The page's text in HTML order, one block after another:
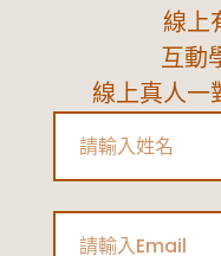
線上
互動
線上真人一